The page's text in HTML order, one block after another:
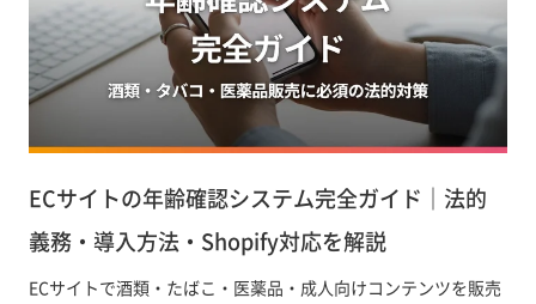
ECサイトの年齢確認システム完全ガイド｜法的
義務・導入方法・Shopify対応を解説
ECサイトで酒類・たばこ・医薬品・成人向けコンテンツを販売